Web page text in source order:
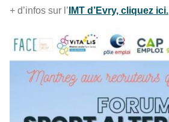
+ d’infos sur l’ IMT d’Evry, cliquez ici.